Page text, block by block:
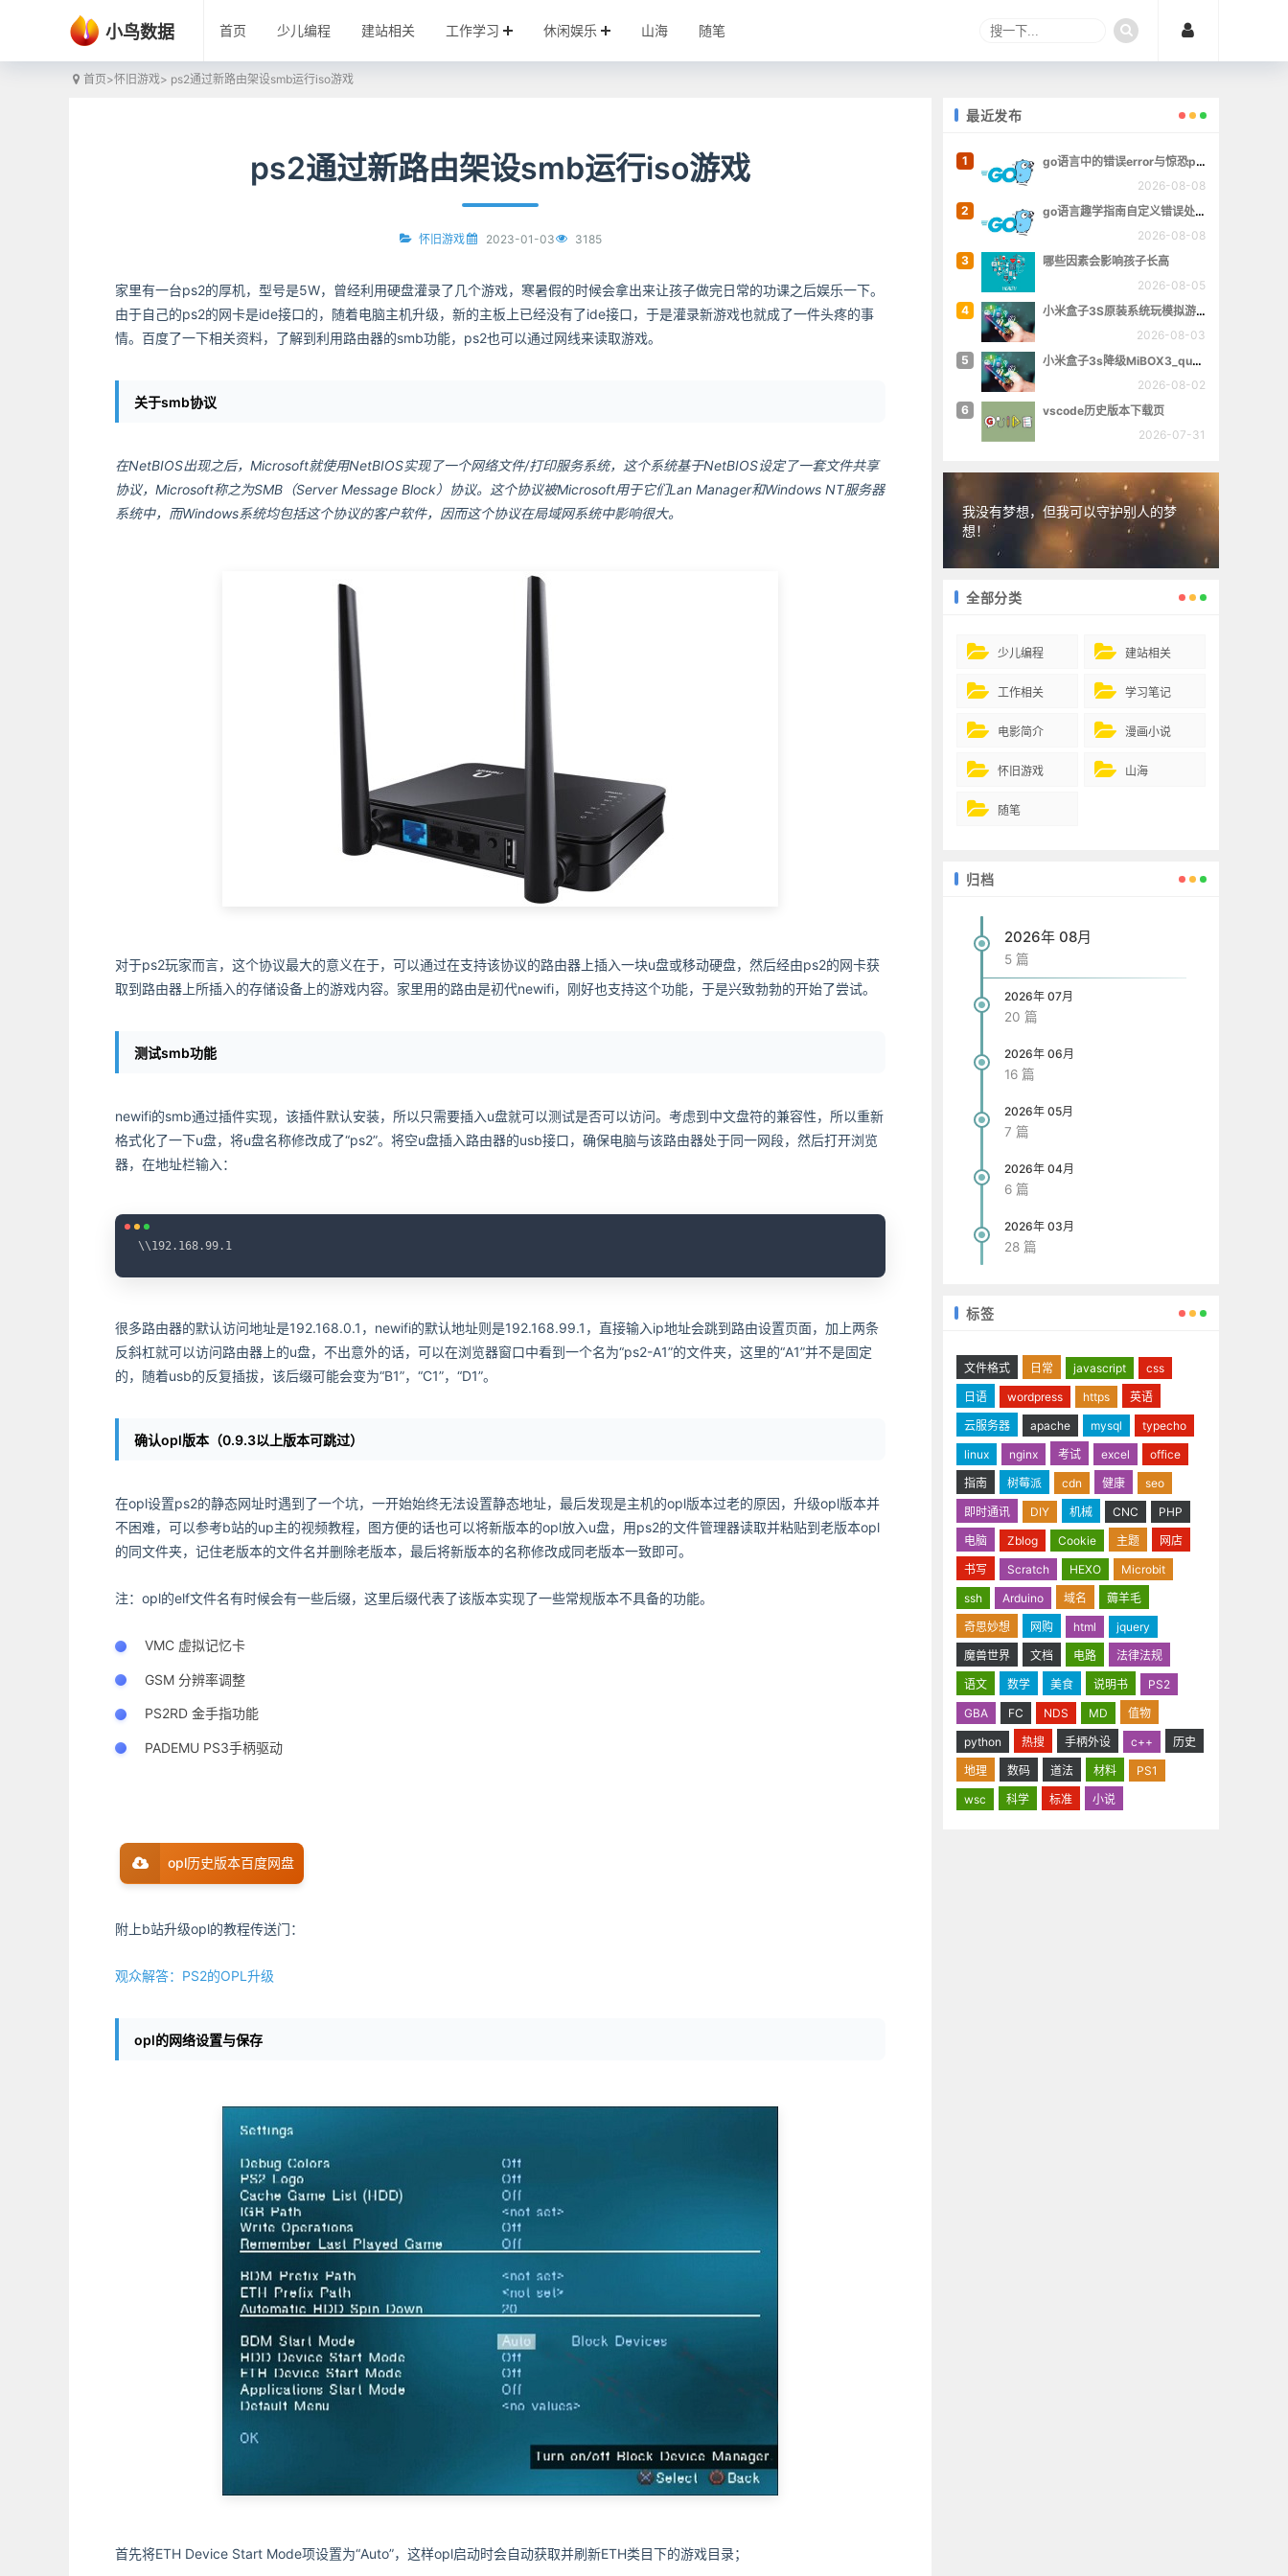
小鸟数据 首页 少儿编程 建站相关 工作学习 休闲娱乐 山海 随笔
首页>怀旧游戏> ps2通过新路由架设smb运行iso游戏
ps2通过新路由架设smb运行iso游戏
怀旧游戏 2023-01-03 3185
家里有一台ps2的厚机，型号是5W，曾经利用硬盘灌录了几个游戏，寒暑假的时候会拿出来让孩子做完日常的功课之后娱乐一下。
由于自己的ps2的网卡是ide接口的，随着电脑主机升级，新的主板上已经没有了ide接口，于是灌录新游戏也就成了一件头疼的事
情。百度了一下相关资料，了解到利用路由器的smb功能，ps2也可以通过网线来读取游戏。
关于smb协议
在NetBIOS出现之后，Microsoft就使用NetBIOS实现了一个网络文件/打印服务系统，这个系统基于NetBIOS设定了一套文件共享
协议，Microsoft称之为SMB（Server Message Block）协议。这个协议被Microsoft用于它们Lan Manager和Windows NT服务器
系统中，而Windows系统均包括这个协议的客户软件，因而这个协议在局域网系统中影响很大。
对于ps2玩家而言，这个协议最大的意义在于，可以通过在支持该协议的路由器上插入一块u盘或移动硬盘，然后经由ps2的网卡获
取到路由器上所插入的存储设备上的游戏内容。家里用的路由是初代newifi，刚好也支持这个功能，于是兴致勃勃的开始了尝试。
测试smb功能
newifi的smb通过插件实现，该插件默认安装，所以只需要插入u盘就可以测试是否可以访问。考虑到中文盘符的兼容性，所以重新
格式化了一下u盘，将u盘名称修改成了“ps2”。将空u盘插入路由器的usb接口，确保电脑与该路由器处于同一网段，然后打开浏览
器，在地址栏输入：
\\192.168.99.1
很多路由器的默认访问地址是192.168.0.1，newifi的默认地址则是192.168.99.1，直接输入ip地址会跳到路由设置页面，加上两条
反斜杠就可以访问路由器上的u盘，不出意外的话，可以在浏览器窗口中看到一个名为“ps2-A1”的文件夹，这里的“A1”并不是固定
的，随着usb的反复插拔，该后缀可能会变为“B1”，“C1”，“D1”。
确认opl版本（0.9.3以上版本可跳过）
在opl设置ps2的静态网址时遇到了一个坑，一开始始终无法设置静态地址，最后发现是主机的opl版本过老的原因，升级opl版本并
不困难，可以参考b站的up主的视频教程，图方便的话也可以将新版本的opl放入u盘，用ps2的文件管理器读取并粘贴到老版本opl
的同文件夹，记住老版本的文件名并删除老版本，最后将新版本的名称修改成同老版本一致即可。
注：opl的elf文件名有时候会有一些后缀，这里后缀代表了该版本实现了一些常规版本不具备的功能。
VMC 虚拟记忆卡
GSM 分辨率调整
PS2RD 金手指功能
PADEMU PS3手柄驱动
opl历史版本百度网盘
附上b站升级opl的教程传送门：
观众解答：PS2的OPL升级
opl的网络设置与保存
首先将ETH Device Start Mode项设置为“Auto”，这样opl启动时会自动获取并刷新ETH类目下的游戏目录；
最近发布
1
go语言中的错误error与惊恐panic
2026-08-08
2
go语言趣学指南自定义错误处理章的完整例子
2026-08-08
3
哪些因素会影响孩子长高
2026-08-05
4
小米盒子3S原装系统玩模拟游戏
2026-08-03
5
小米盒子3s降级MiBOX3_queenchristina_r145
2026-08-02
6
vscode历史版本下载页
2026-07-31
我没有梦想，但我可以守护别人的梦
想！
全部分类
少儿编程 建站相关
工作相关 学习笔记
电影简介 漫画小说
怀旧游戏 山海
随笔
归档
2026年 08月
5 篇
2026年 07月
20 篇
2026年 06月
16 篇
2026年 05月
7 篇
2026年 04月
6 篇
2026年 03月
28 篇
标签
文件格式 日常 javascript
css
日语
wordpress https
英语
云服务器
apache mysql
typecho
linux
nginx 考试 excel
office
指南
树莓派 cdn 健康
seo
即时通讯
DIY 机械 CNC
PHP
电脑
Zblog Cookie 主题
网店
书写
Scratch HEXO
Microbit
ssh
Arduino 域名
薅羊毛
奇思妙想
网购 html
jquery
魔兽世界
文档 电路
法律法规
语文
数学 美食 说明书
PS2
GBA
FC NDS MD
值物
python
热搜 手柄外设 c++
历史
地理
数码 道法 材料
PS1
wsc
科学 标准 小说